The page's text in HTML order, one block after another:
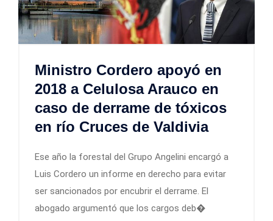
Ministro Cordero apoyó en
2018 a Celulosa Arauco en
caso de derrame de tóxicos
en río Cruces de Valdivia
Ese año la forestal del Grupo Angelini encargó a
Luis Cordero un informe en derecho para evitar
ser sancionados por encubrir el derrame. El
abogado argumentó que los cargos deb�